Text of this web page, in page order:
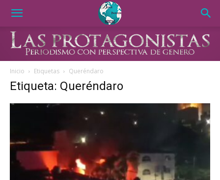
Inicio Etiquetas Queréndaro
Etiqueta: Queréndaro